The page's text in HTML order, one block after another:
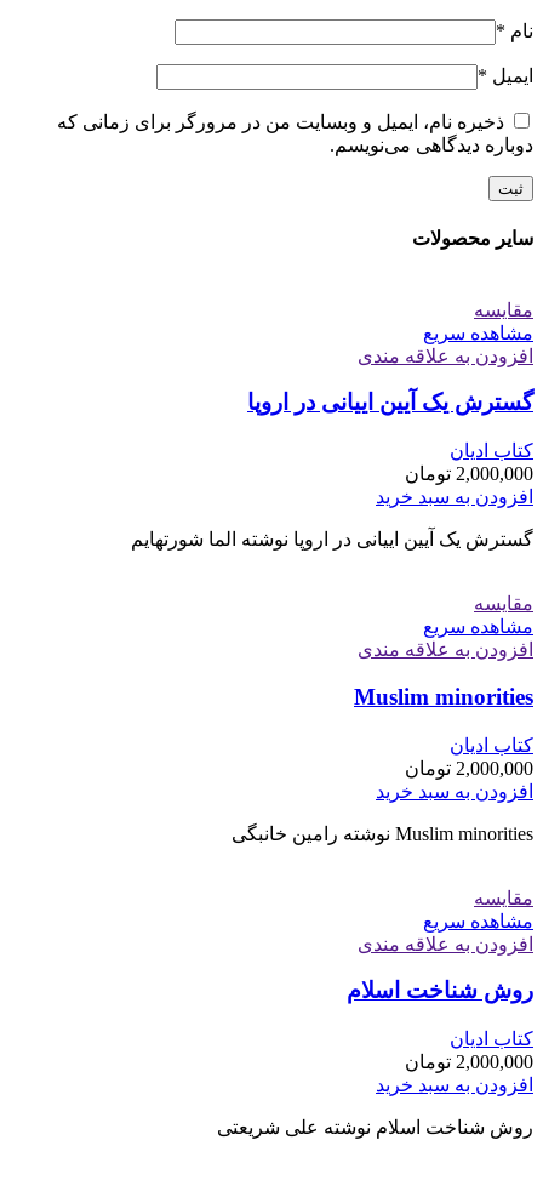
نام *
ایمیل *
ذخیره نام، ایمیل و وبسایت من در مرورگر برای زمانی که
دوباره دیدگاهی می‌نویسم.
سایر محصولات
مقایسه
مشاهده سریع
افزودن به علاقه مندی
گسترش یک آیین ايیانی در اروپا
کتاب ادیان
2,000,000 تومان
افزودن به سبد خرید
گسترش یک آیین ايیانی در اروپا نوشته الما شورتهایم
مقایسه
مشاهده سریع
افزودن به علاقه مندی
Muslim minorities
کتاب ادیان
2,000,000 تومان
افزودن به سبد خرید
Muslim minorities نوشته رامین خانبگی
مقایسه
مشاهده سریع
افزودن به علاقه مندی
روش شناخت اسلام
کتاب ادیان
2,000,000 تومان
افزودن به سبد خرید
روش شناخت اسلام نوشته علی شریعتی